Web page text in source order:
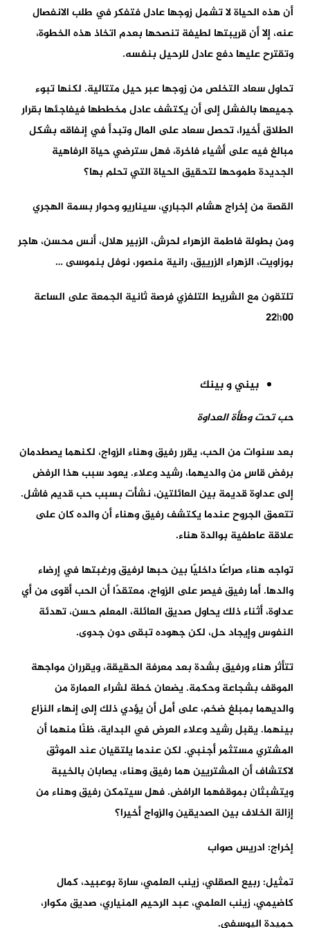
أن هذه الحياة لا تشمل زوجها عادل فتفكر في طلب الانفصال
عنه، إلا أن قريبتها لطيفة تنصحها بعدم اتخاذ هذه الخطوة،
وتقترح عليها دفع عادل للرحيل بنفسه.
تحاول سعاد التخلص من زوجها عبر حيل متتالية. لكنها تبوء
جميعها بالفشل إلى أن يكتشف عادل مخططها فيفاجئها بقرار
الطلاق أخيرا، تحصل سعاد على المال وتبدأ في إنفاقه بشكل
مبالغ فيه على أشياء فاخرة، فهل سترضي حياة الرفاهية
الجديدة طموحها لتحقيق الحياة التي تحلم بها؟
القصة من إخراج هشام الجباري، سيناريو وحوار بسمة الهجري
ومن بطولة فاطمة الزهراء لحرش، الزبير هلال، أنس محسن، هاجر
بوزاويت، الزهراء الزرييق، رانية منصور، نوفل بنموسى …
تلتقون مع الشريط التلفزي فرصة ثانية الجمعة على الساعة
22h00
بيني و بينك
حب تحت وطأة العداوة
بعد سنوات من الحب، يقرر رفيق وهناء الزواج، لكنهما يصطدمان
برفض قاسٍ من والديهما، رشيد وعلاء. يعود سبب هذا الرفض
إلى عداوة قديمة بين العائلتين، نشأت بسبب حب قديم فاشل.
تتعمق الجروح عندما يكتشف رفيق وهناء أن والده كان على
علاقة عاطفية بوالدة هناء.
تواجه هناء صراعًا داخليًا بين حبها لرفيق ورغبتها في إرضاء
والدها. أما رفيق فيصر على الزواج، معتقدًا أن الحب أقوى من أي
عداوة، أثناء ذلك يحاول صديق العائلة، المعلم حسن، تهدئة
النفوس وإيجاد حل، لكن جهوده تبقى دون جدوى.
تتأثر هناء ورفيق بشدة بعد معرفة الحقيقة، ويقرران مواجهة
الموقف بشجاعة وحكمة. يضعان خطة لشراء العمارة من
والديهما بمبلغ ضخم، على أمل أن يؤدي ذلك إلى إنهاء النزاع
بينهما. يقبل رشيد وعلاء العرض في البداية، ظنًا منهما أن
المشتري مستثمر أجنبي. لكن عندما يلتقيان عند الموثق
لاكتشاف أن المشتريين هما رفيق وهناء، يصابان بالخيبة
ويتشبثان بموقفهما الرافض. فهل سيتمكن رفيق وهناء من
إزالة الخلاف بين الصديقين والزواج أخيرا؟
إخراج: ادريس صواب
تمثيل: ربيع الصقلي، زينب العلمي، سارة بوعبيد، كمال
كاضيمي، زينب العلمي، عبد الرحيم المنياري، صديق مكوار،
حميدة اليوسفي.